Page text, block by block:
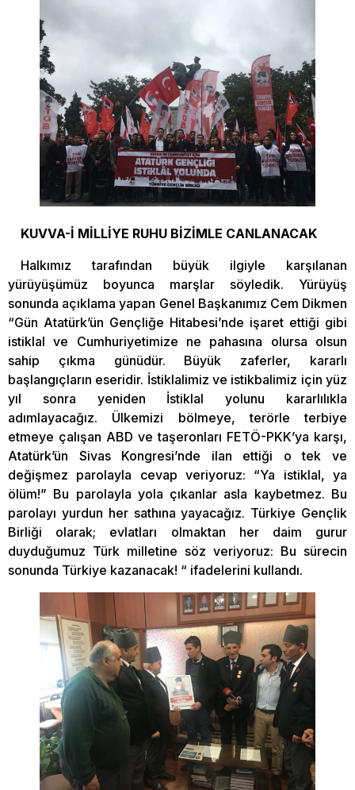
KUVVA-İ MİLLİYE RUHU BİZİMLE CANLANACAK
Halkımız tarafından büyük ilgiyle karşılanan
yürüyüşümüz boyunca marşlar söyledik. Yürüyüş
sonunda açıklama yapan Genel Başkanımız Cem Dikmen
“Gün Atatürk’ün Gençliğe Hitabesi’nde işaret ettiği gibi
istiklal ve Cumhuriyetimize ne pahasına olursa olsun
sahip çıkma günüdür. Büyük zaferler, kararlı
başlangıçların eseridir. İstiklalimiz ve istikbalimiz için yüz
yıl sonra yeniden İstiklal yolunu kararlılıkla
adımlayacağız. Ülkemizi bölmeye, terörle terbiye
etmeye çalışan ABD ve taşeronları FETÖ-PKK’ya karşı,
Atatürk’ün Sivas Kongresi’nde ilan ettiği o tek ve
değişmez parolayla cevap veriyoruz: “Ya istiklal, ya
ölüm!” Bu parolayla yola çıkanlar asla kaybetmez. Bu
parolayı yurdun her sathına yayacağız. Türkiye Gençlik
Birliği olarak; evlatları olmaktan her daim gurur
duyduğumuz Türk milletine söz veriyoruz: Bu sürecin
sonunda Türkiye kazanacak! “ ifadelerini kullandı.